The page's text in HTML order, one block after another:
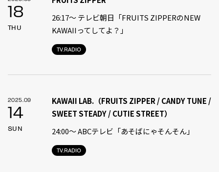
18
THU
TV.RADIO
26:17～ テレビ朝日「FRUITS ZIPPERのNEW
KAWAIIってしてよ？」
2025.09
14
SUN
TV.RADIO
KAWAII LAB.（FRUITS ZIPPER / CANDY TUNE /
SWEET STEADY / CUTIE STREET）
24:00〜 ABCテレビ「あそばにゃそんそん」